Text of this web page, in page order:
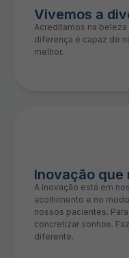
Vivemos a
Acreditamos na
diferença é capaz de
melhor.
Inovação que
A inovação está em
acolhimento e no
nossos pacientes.
concretizar sonhos.
diferente.